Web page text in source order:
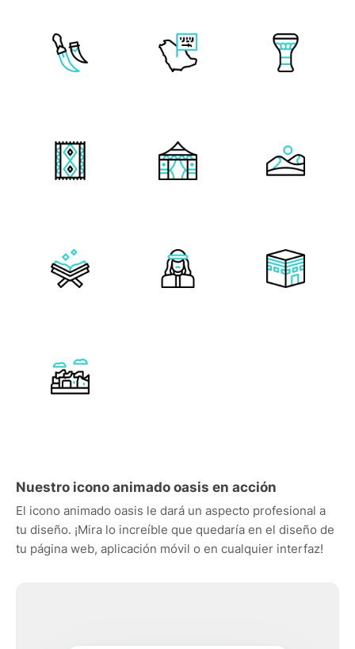
Nuestro icono animado oasis en acción
El icono animado oasis le dará un aspecto profesional a
tu diseño. ¡Mira lo increíble que quedaría en el diseño de
tu página web, aplicación móvil o en cualquier interfaz!